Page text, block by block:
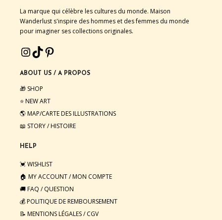
La marque qui célèbre les cultures du monde. Maison
Wanderlust s'inspire des hommes et des femmes du monde
pour imaginer ses collections originales.
ABOUT US / A PROPOS
🎁 SHOP
⭐️ NEW ART
🌎 MAP/CARTE DES ILLUSTRATIONS
📖 STORY / HISTOIRE
HELP
💓 WISHLIST
🏠 MY ACCOUNT / MON COMPTE
🚚 FAQ / QUESTION
💰 POLITIQUE DE REMBOURSEMENT
📝 MENTIONS LÉGALES/CGV